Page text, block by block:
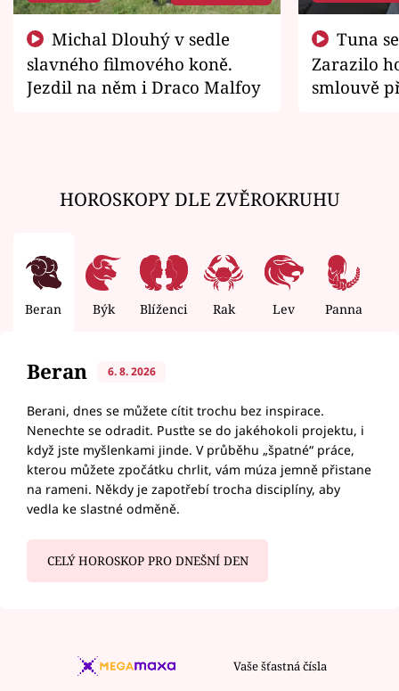
slavného filmového koně.
Jezdil na něm i Draco Malfoy
Zarazilo
smlouvě
HOROSKOPY DLE ZVĚROKRUHU
Beran Býk Blíženci Rak Lev Panna
Beran 6. 8. 2026
Berani, dnes se můžete cítit trochu bez inspirace.
Nenechte se odradit. Pusťte se do jakéhokoli projektu, i
když jste myšlenkami jinde. V průběhu „špatné“ práce,
kterou můžete zpočátku chrlit, vám múza jemně přistane
na rameni. Někdy je zapotřebí trocha disciplíny, aby
vedla ke slastné odměně.
CELÝ HOROSKOP PRO DNEŠNÍ DEN
Vaše šťastná čísla